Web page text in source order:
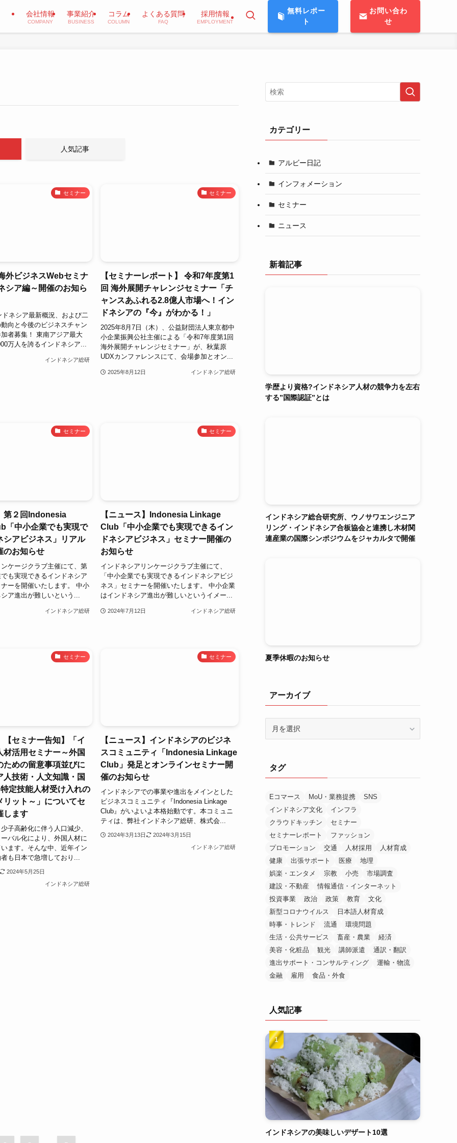
会社情報
COMPANY
事業紹介
BUSINESS
コラム
COLUMN
よくある質問
FAQ
採用情報
EMPLOYMENT
無料レポー
ト
お問い合わ
せ
人気記事
セミナー
外ビジネスWebセミナ
シア編～開催のお知ら
ネシア最新概況、および二
向と今後のビジネスチャン
者募集！ 東南アジア最大
万人を誇るインドネシア...
インドネシア総研
セミナー
【セミナーレポート】 令和7年度第1
回 海外展開チャレンジセミナー「チ
ャンスあふれる2.8億人市場へ！イン
ドネシアの『今』がわかる！」
2025年8月7日（木）、公益財団法人東京都中
小企業振興公社主催による「令和7年度第1回
海外展開チャレンジセミナー」が、秋葉原
UDXカンファレンスにて、会場参加とオン...
2025年8月12日 インドネシア総研
セミナー
第２回Indonesia
「中小企業でも実現で
シアビジネス」リアル
のお知らせ
ケージクラブ主催にて、第
も実現できるインドネシア
ーを開催いたします。 中小
ア進出が難しいという...
インドネシア総研
セミナー
【ニュース】Indonesia Linkage
Club「中小企業でも実現できるイン
ドネシアビジネス」セミナー開催の
お知らせ
インドネシアリンケージクラブ主催にて、
「中小企業でも実現できるインドネシアビジ
ネス」セミナーを開催いたします。 中小企業
はインドネシア進出が難しいというイメー...
2024年7月12日 インドネシア総研
セミナー
【セミナー告知】「イ
材活用セミナー～外国
ための留意事項並びに
人技術・人文知識・国
定技能人材受け入れの
リット～」についてセ
します
子高齢化に伴う人口減少、
バル化により、外国人材に
ます。そんな中、近年イン
も日本で急増しており...
2024年5月25日
インドネシア総研
セミナー
【ニュース】インドネシアのビジネ
スコミュニティ「Indonesia Linkage
Club」発足とオンラインセミナー開
催のお知らせ
インドネシアでの事業や進出をメインとした
ビジネスコミュニティ『Indonesia Linkage
Club』がいよいよ本格始動です。本コミュニ
ティは、弊社インドネシア総研、株式会...
2024年3月13日 2024年3月15日
インドネシア総研
カテゴリー
アルビー日記
インフォメーション
セミナー
ニュース
新着記事
学歴より資格?インドネシア人材の競争力を左右
する”国際認証”とは
インドネシア総合研究所、ウノサワエンジニア
リング・インドネシア合板協会と連携し木材関
連産業の国際シンポジウムをジャカルタで開催
夏季休暇のお知らせ
アーカイブ
ブタグ
Eコマース MoU・業務提携
SNS
インドネシア文化
インフラ
クラウドキッチン
セミナー
セミナーレポート
ファッション
プロモーション
交通 人材採用
人材育成
健康
出張サポート 医療
地理
娯楽・エンタメ
宗教 小売
市場調査
建設・不動産
情報通信・インターネット
投資事業
政治 政策 教育
文化
新型コロナウイルス
日本語人材育成
時事・トレンド
流通
環境問題
生活・公共サービス
畜産・農業
経済
美容・化粧品
観光 講師派遣
通訳・翻訳
進出サポート・コンサルティング
運輸・物流
金融
雇用 食品・外食
人気記事
インドネシアの美味しいデザート10選